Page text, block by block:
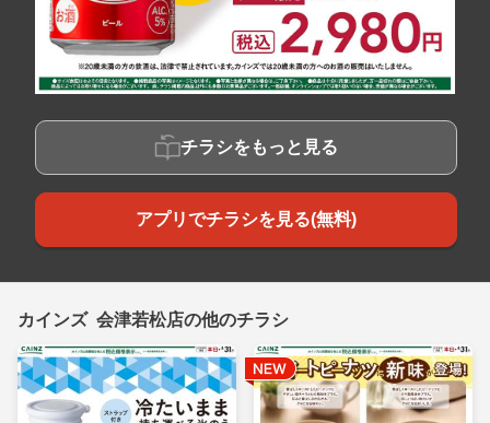
チラシをもっと見る
アプリでチラシを見る(無料)
カインズ 会津若松店の他のチラシ